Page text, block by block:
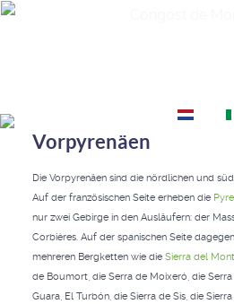
Sprache
Vorpyrenäen
Die Vorpyrenäen sind die nördlichen und
Auf der französischen Seite erheben die
nur zwei Gebirge in den Ausläufern: der
Corbières. Auf der spanischen Seite
mehreren Bergketten wie die Sierra del
de Boumort, die Serra de Moixeró, die
Guara, El Turbón, die Sierra de Sis, die